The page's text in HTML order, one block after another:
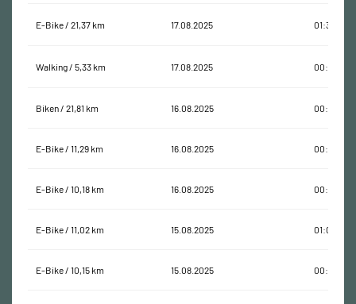
E-Bike / 21,37 km 17.08.2025 01:38:31
Walking / 5,33 km 17.08.2025 00:34:59
Biken / 21,81 km 16.08.2025 00:59:54
E-Bike / 11,29 km 16.08.2025 00:35:22
E-Bike / 10,18 km 16.08.2025 00:24:18
E-Bike / 11,02 km 15.08.2025 01:07:21
E-Bike / 10,15 km 15.08.2025 00:25:15